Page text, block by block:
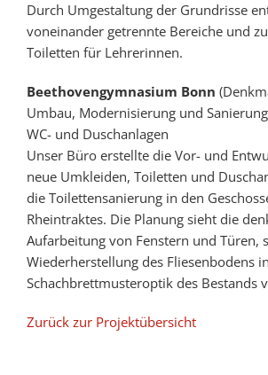
Durch Umgestaltung der Grundrisse
voneinander getrennte Bereiche und
Toiletten für Lehrerinnen.
Beethovengymnasium Bonn
Umbau, Modernisierung und
WC- und Duschanlagen
Unser Büro erstellte die Vor- und
neue Umkleiden, Toiletten und
die Toilettensanierung in den
Rheintraktes. Die Planung sieht die
Aufarbeitung von Fenstern und Türen,
Wiederherstellung des Fliesenbodens
Schachbrettmusteroptik des Bestands
Zurück zur Projektübersicht